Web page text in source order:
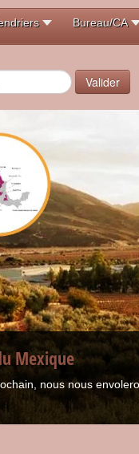
Bureau/CA
Valider
Mexique
nous nous